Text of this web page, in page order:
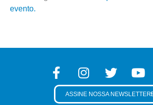
evento.
ASSINE NOSSA NEWSLETTER